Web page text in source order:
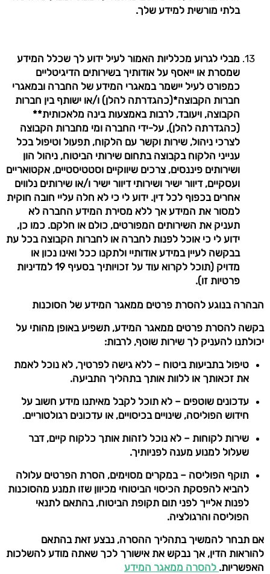
בלתי מורשית למידע שלך.
מבלי לגרוע מכלליות האמור לעיל ידוע לך שכלל המידע
שמסרת או ייאסף על אודותיך בשירותים הדיגיטליים
כמפורט לעיל יישמר במאגרי המידע של החברה ובמאגרי
חברות הקבוצה*(כהגדרתה להלן) ו/או ישותף בין חברות
הקבוצה, ויעובד, לרבות באמצעות בינה מלאכותית**
(כהגדרתה להלן), על-ידי החברה ומי מחברות הקבוצה
לצרכי ניהול, שירות וקשר עם הלקוח, תפעול וטיפול בכל
ענייני הלקוח בקבוצה בתחום שירותי הביטוח, ניהול הון
ושירותים פיננסים, צרכים שיווקיים וסטטיסטיים, אקטואריים
ועסקיים, דיוור ישיר ושירותי דיוור ישיר ו/או שירותים נלווים
אחרים בכפוף לכל דין. ידוע לי כי לא חלה עליי חובה חוקית
למסור את המידע אך ללא מסירת המידע החברה לא
תעניק את השירותים המפורטים, כולם או חלקם. כמו כן,
ידוע לי כי אוכל לפנות לחברה או לחברות הקבוצה בכל עת
בבקשה לעיין במידע אודותיי ולתקנו ככל ואינו נכון או
מדויק (תוכל לקרוא עוד על זכויותיך בסעיף 19 למדיניות
פרטיות זו).
הבהרה בנוגע להסרת פרטים ממאגר המידע של הסוכנות
בקשה להסרת פרטים ממאגר המידע, תשפיע באופן מהותי על
יכולתנו להעניק לך שירות שוטף, לרבות:
טיפול בתביעות ביטוח – ללא גישה לפרטיך, לא נוכל לאמת
את זכאותך או ללוות אותך בתהליך התביעה.
עדכונים שוטפים – לא תוכל לקבל מאיתנו מידע חשוב על
חידוש הפוליסה, שינויים בכיסויים, או עדכונים רגולטוריים.
שירות לקוחות – לא נוכל לזהות אותך כלקוח קיים, דבר
שעלול למנוע מענה לפניותיך.
תוקף הפוליסה – במקרים מסוימים, הסרת הפרטים עלולה
להביא להפסקת הכיסוי הביטוחי מכיוון שזו תמנע מהסוכנות
לפנות אלייך לפני תום תקופת הביטוח, בהתאם לתנאי
הפוליסה והרגולציה.
אם תבחר להמשיך בתהליך ההסרה, נבצע זאת בהתאם
להוראות הדין, אך נבקש את אישורך לכך שאתה מודע להשלכות
האפשריות. להסרה ממאגר המידע